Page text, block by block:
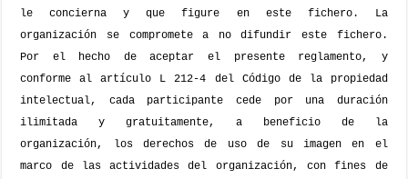
le concierna y que figure en este fichero. La
organización se compromete a no difundir este fichero.
Por el hecho de aceptar el presente reglamento, y
conforme al artículo L 212-4 del Código de la propiedad
intelectual, cada participante cede por una duración
ilimitada y gratuitamente, a beneficio de la
organización, los derechos de uso de su imagen en el
marco de las actividades del organización, con fines de